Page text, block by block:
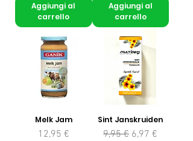
Aggiungi al
carrello
Aggiungi al
carrello
Melk Jam
Prezzo
12,95 €
Sint Janskruiden
Prezzo regolare
9,95 € Prezzo scontato
6,97 €